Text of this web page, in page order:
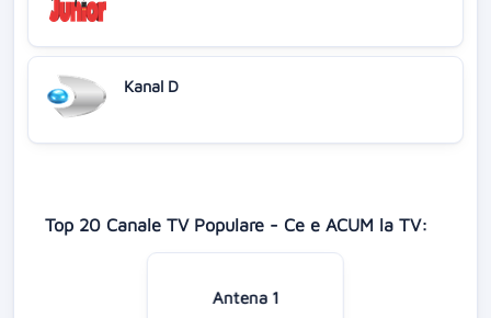
Kanal D
Top 20 Canale TV Populare - Ce e ACUM la TV:
Antena 1